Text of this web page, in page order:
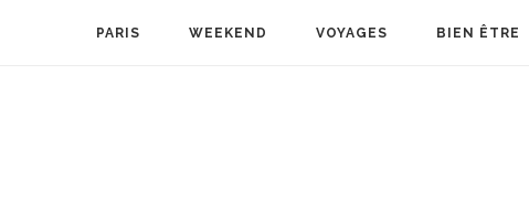
PARIS WEEKEND VOYAGES BIEN ÊTRE